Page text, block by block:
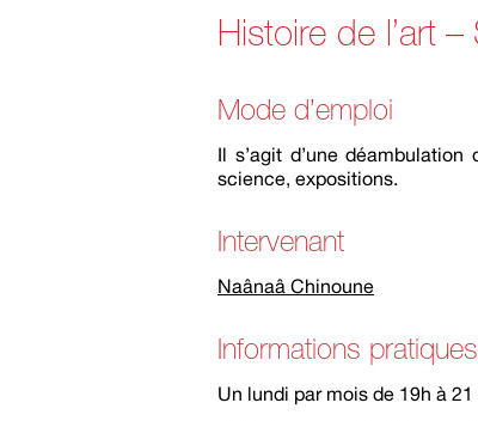
Histoire de l’art
Mode d’emploi
Il s’agit d’une
science, expositions.
Intervenant
Naânaâ Chinoune
Informations pratiques
Un lundi par mois de 19h à 21